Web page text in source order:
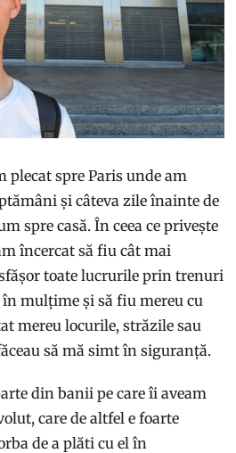
plecat spre Paris unde am
și câteva zile înainte de
spre casă. În ceea ce privește
încercat să fiu cât mai
toate lucrurile prin trenuri
în mulțime și să fiu mereu cu
mereu locurile, străzile sau
să mă simt în siguranță.
din banii pe care îi aveam
care de altfel e foarte
de a plăti cu el în